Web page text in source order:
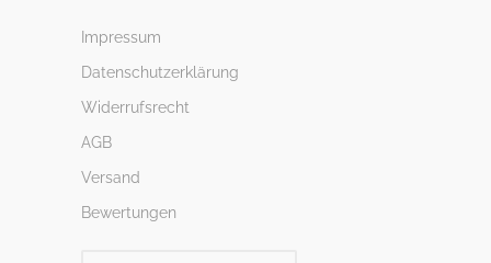
Impressum
Datenschutzerklärung
Widerrufsrecht
AGB
Versand
Bewertungen